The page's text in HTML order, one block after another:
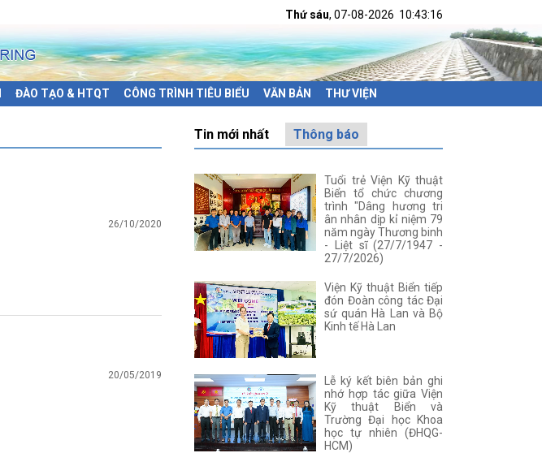
Thứ sáu, 07-08-2026 10:43:16
ĐÀO TẠO & HTQT CÔNG TRÌNH TIÊU BIỂU VĂN BẢN THƯ VIỆN
26/10/2020
20/05/2019
Tin mới nhất Thông báo
Tuổi trẻ Viện Kỹ thuật
Biển tổ chức chương
trình "Dâng hương tri
ân nhân dịp kỉ niệm 79
năm ngày Thương binh
- Liệt sĩ (27/7/1947 -
27/7/2026)
Viện Kỹ thuật Biển tiếp
đón Đoàn công tác Đại
sứ quán Hà Lan và Bộ
Kinh tế Hà Lan
Lễ ký kết biên bản ghi
nhớ hợp tác giữa Viện
Kỹ thuật Biển và
Trường Đại học Khoa
học tự nhiên (ĐHQG-
HCM)